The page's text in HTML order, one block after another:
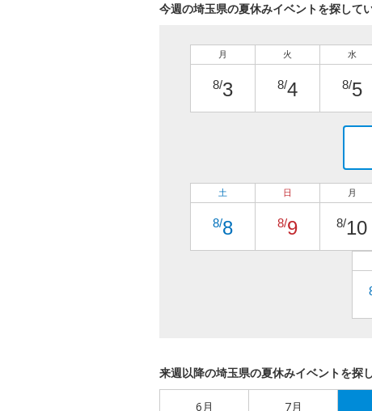
今週の埼玉県の夏休みイベントを探して
月
8/3
火
8/4
水
8/5
土
8/8
日
8/9
月
8/10
来週以降の埼玉県の夏休みイベントを探
6月 7月